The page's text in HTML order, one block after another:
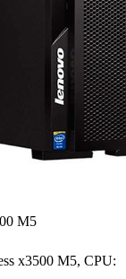
M5
x3500 M5, CPU: